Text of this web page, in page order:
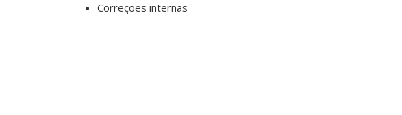
Correções internas